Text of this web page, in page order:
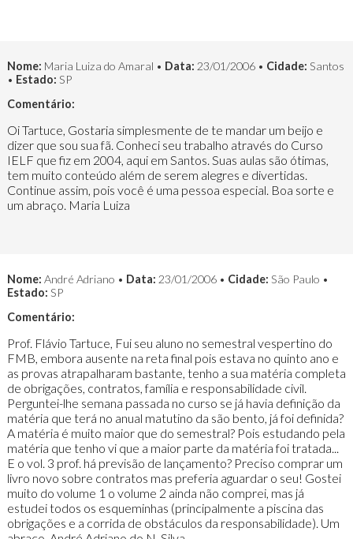
Nome: Maria Luiza do Amaral • Data: 23/01/2006 • Cidade: Santos
• Estado: SP
Comentário:
Oi Tartuce, Gostaria simplesmente de te mandar um beijo e
dizer que sou sua fã. Conheci seu trabalho através do Curso
IELF que fiz em 2004, aqui em Santos. Suas aulas são ótimas,
tem muito conteúdo além de serem alegres e divertidas.
Continue assim, pois você é uma pessoa especial. Boa sorte e
um abraço. Maria Luiza
Nome: André Adriano • Data: 23/01/2006 • Cidade: São Paulo •
Estado: SP
Comentário:
Prof. Flávio Tartuce, Fui seu aluno no semestral vespertino do
FMB, embora ausente na reta final pois estava no quinto ano e
as provas atrapalharam bastante, tenho a sua matéria completa
de obrigações, contratos, família e responsabilidade civil.
Perguntei-lhe semana passada no curso se já havia definição da
matéria que terá no anual matutino da são bento, já foi definida?
A matéria é muito maior que do semestral? Pois estudando pela
matéria que tenho vi que a maior parte da matéria foi tratada...
E o vol. 3 prof. há previsão de lançamento? Preciso comprar um
livro novo sobre contratos mas preferia aguardar o seu! Gostei
muito do volume 1 o volume 2 ainda não comprei, mas já
estudei todos os esqueminhas (principalmente a piscina das
obrigações e a corrida de obstáculos da responsabilidade). Um